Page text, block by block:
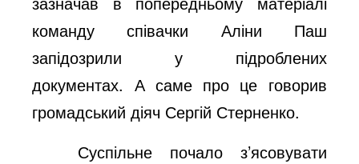
команду співачки Аліни Паш
запідозрили у підроблених
документах. А саме про це говорив
громадський діяч Сергій Стерненко.
Суспільне почало з’ясовувати